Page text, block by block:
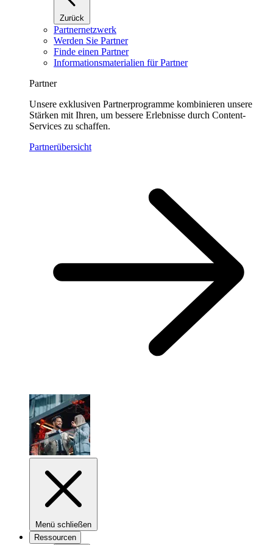
Zurück
Partnernetzwerk
Werden Sie Partner
Finde einen Partner
Informationsmaterialien für Partner
Partner
Unsere exklusiven Partnerprogramme kombinieren unsere
Stärken mit Ihren, um bessere Erlebnisse durch Content-
Services zu schaffen.
Partnerübersicht
Menü schließen
Ressourcen